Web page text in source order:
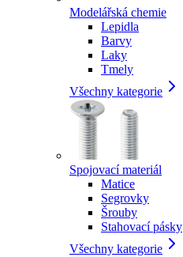
Modelářská chemie
Lepidla
Barvy
Laky
Tmely
Všechny kategorie
Spojovací materiál
Matice
Segrovky
Šrouby
Stahovací pásky
Všechny kategorie